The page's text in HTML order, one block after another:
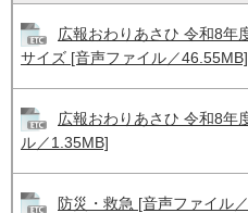
広報おわりあさひ 令和8年
サイズ [音声ファイル／46.55MB]
広報おわりあさひ 令和8年
ル／1.35MB]
防災・救急 [音声ファイル